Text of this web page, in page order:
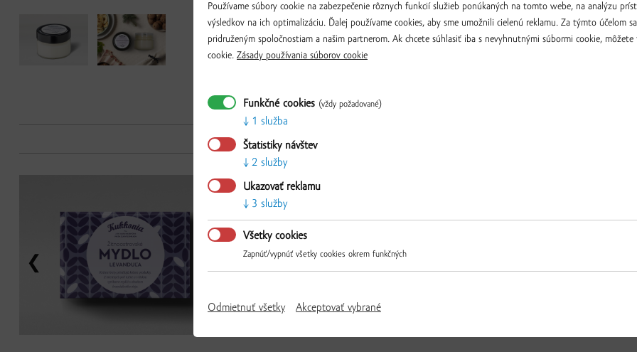
VÝROBCA: Slovenská
Používame súbory cookie na zabezpečenie rôznych funkcií služieb ponúkaných na tomto webe, na analýzu
výsledkov na ich optimalizáciu. Ďalej používame cookies, aby sme umožnili cielenú reklamu. Za týmto účelom
pridruženým spoločnostiam a našim partnerom. Ak chcete súhlasiť iba s nevyhnutnými súbormi cookie,
cookie. Zásady používania súborov cookie
Funkčné cookies (vždy požadované)
1 služba
Štatistiky návštev
2 služby
Ukazovať reklamu
3 služby
Všetky cookies
Zapnúť/vypnúť všetky cookies okrem funkčných
Odmietnuť všetky Akceptovať vybrané